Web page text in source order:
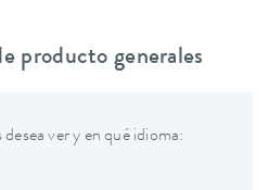
producto generales
ver y en qué idioma: